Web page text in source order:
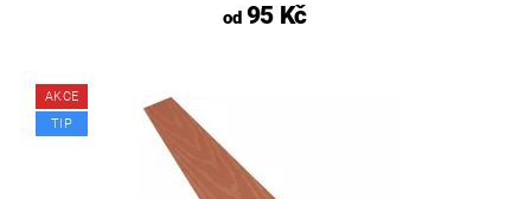
od95 Kč
AKCE
TIP